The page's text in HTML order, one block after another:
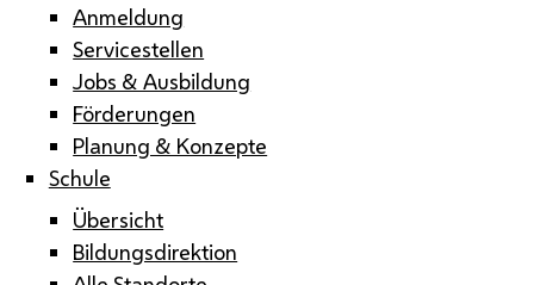
Anmeldung
Servicestellen
Jobs & Ausbildung
Förderungen
Planung & Konzepte
Schule
Übersicht
Bildungsdirektion